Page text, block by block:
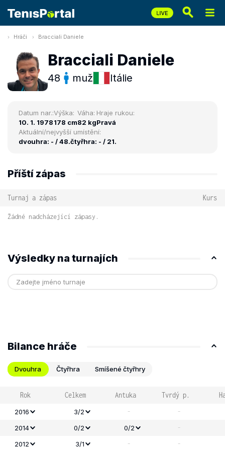
Hráči Bracciali Daniele
Bracciali Daniele
48 muž Itálie
Datum nar.:
10. 1. 1978
Výška:
178 cm
Váha:
82 kg
Hraje rukou:
Pravá
Aktuální/nejvyšší umístění:
dvouhra: - / 48.čtyřhra: - / 21.
Příští zápas
Turnaj a zápas Kurs
Žádné nadcházející zápasy.
Výsledky na turnajích
Bilance hráče
Dvouhra Čtyřhra Smíšené čtyřhry
Rok Celkem Antuka Tvrdý p.
2016 3/2 - -
2014
0/2 0/2 -
2012 3/1 - -